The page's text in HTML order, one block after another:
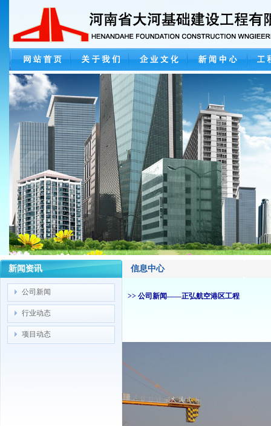
新闻资讯
公司新闻
行业动态
项目动态
信息中心
>> 公司新闻——正弘航空港区工程